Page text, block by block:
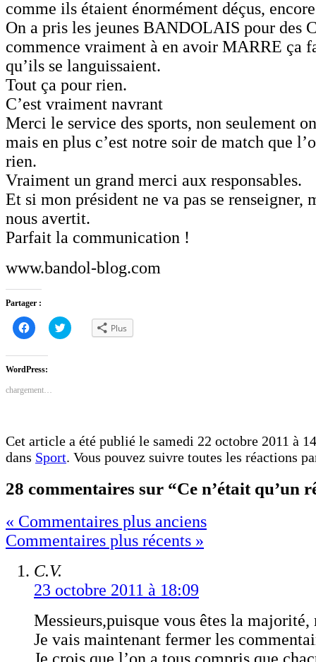
comme ils étaient énormément déçus,
On a pris les jeunes BANDOLAIS pour des
commence vraiment à en avoir MARRE ça
qu’ils se languissaient.
Tout ça pour rien.
C’est vraiment navrant
Merci le service des sports, non seulement
mais en plus c’est notre soir de match que
rien.
Vraiment un grand merci aux responsables.
Et si mon président ne va pas se renseigner,
nous avertit.
Parfait la communication !
www.bandol-blog.com
Partager :
Cliquez
pour
partager
Facebook(ouvre
dans
une
fenêtre)
Cliquez
pour Plus
WordPress:
chargement…
Cet article a été publié le samedi 22 octobre 2011 à
dans Sport. Vous pouvez suivre toutes les réactions
28 commentaires sur “Ce n’était qu’un
« Commentaires plus anciens
Commentaires plus récents »
C.V.
23 octobre 2011 à 18:09
Messieurs,puisque vous êtes la
Je vais maintenant fermer les